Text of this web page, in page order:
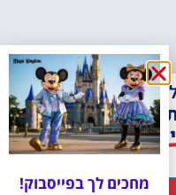
אייפל?
הכי אמין -
זול!
מחכים לך בפייסבוק!